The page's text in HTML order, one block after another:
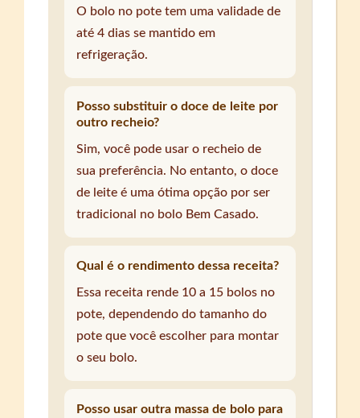
O bolo no pote tem uma validade de
até 4 dias se mantido em
refrigeração.
Posso substituir o doce de leite por
outro recheio?
Sim, você pode usar o recheio de
sua preferência. No entanto, o doce
de leite é uma ótima opção por ser
tradicional no bolo Bem Casado.
Qual é o rendimento dessa receita?
Essa receita rende 10 a 15 bolos no
pote, dependendo do tamanho do
pote que você escolher para montar
o seu bolo.
Posso usar outra massa de bolo para